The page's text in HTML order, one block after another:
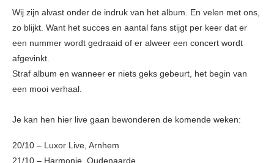
Wij zijn alvast onder de indruk van het album. En velen met ons,
zo blijkt. Want het succes en aantal fans stijgt per keer dat er
een nummer wordt gedraaid of er alweer een concert wordt
afgevinkt.
Straf album en wanneer er niets geks gebeurt, het begin van
een mooi verhaal.
Je kan hen hier live gaan bewonderen de komende weken:
20/10 – Luxor Live, Arnhem
21/10 – Harmonie, Oudenaarde